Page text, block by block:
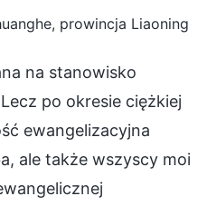
prowincja Liaoning
na stanowisko
po okresie ciężkiej
ewangelizacyjna
ale także wszyscy moi